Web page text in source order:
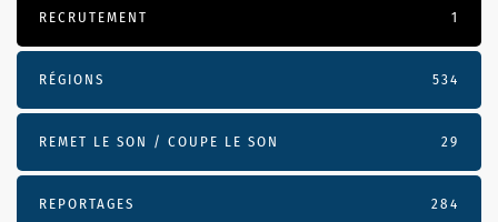
RECRUTEMENT 1
RÉGIONS 534
REMET LE SON / COUPE LE SON 29
REPORTAGES 284